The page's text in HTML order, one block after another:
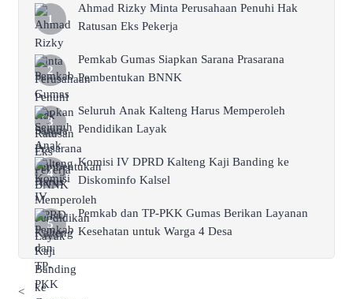
Ahmad Rizky Minta Perusahaan Penuhi Hak
Ratusan Eks Pekerja
Pemkab Gumas Siapkan Sarana Prasarana
Pembentukan BNNK
Seluruh Anak Kalteng Harus Memperoleh
Pendidikan Layak
Komisi IV DPRD Kalteng Kaji Banding ke
Diskominfo Kalsel
Pemkab dan TP-PKK Gumas Berikan Layanan
Kesehatan untuk Warga 4 Desa
<